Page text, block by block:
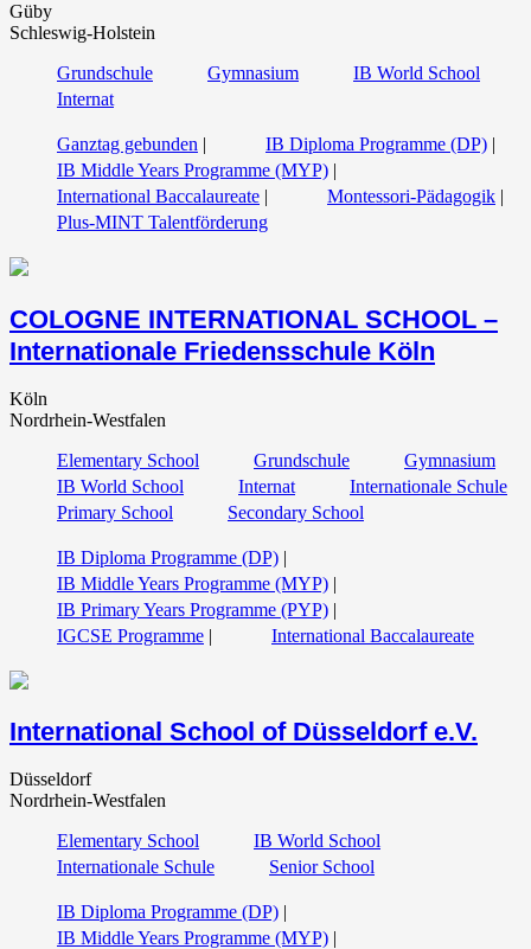
Güby
Schleswig-Holstein
Grundschule
Gymnasium
IB World School
Internat
Ganztag gebunden | IB Diploma Programme (DP) |
IB Middle Years Programme (MYP) |
International Baccalaureate | Montessori-Pädagogik |
Plus-MINT Talentförderung
COLOGNE INTERNATIONAL SCHOOL –
Internationale Friedensschule Köln
Köln
Nordrhein-Westfalen
Elementary School
Grundschule
Gymnasium
IB World School
Internat
Internationale Schule
Primary School
Secondary School
IB Diploma Programme (DP) |
IB Middle Years Programme (MYP) |
IB Primary Years Programme (PYP) |
IGCSE Programme | International Baccalaureate
International School of Düsseldorf e.V.
Düsseldorf
Nordrhein-Westfalen
Elementary School
IB World School
Internationale Schule
Senior School
IB Diploma Programme (DP) |
IB Middle Years Programme (MYP) |